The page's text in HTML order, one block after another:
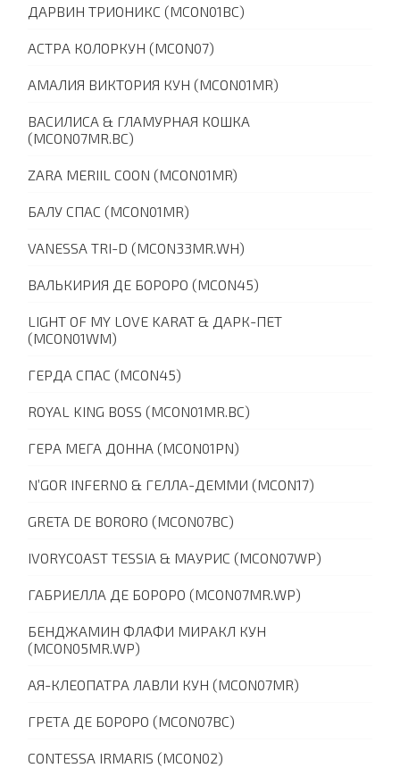
ДАРВИН ТРИОНИКС (MCON01BC)
АСТРА КОЛОРКУН (MCON07)
АМАЛИЯ ВИКТОРИЯ КУН (MCON01MR)
ВАСИЛИСА & ГЛАМУРНАЯ КОШКА
(MCON07MR.BC)
ZARA MERIIL COON (MCON01MR)
БАЛУ СПАС (MCON01MR)
VANESSA TRI-D (MCON33MR.WH)
ВАЛЬКИРИЯ ДЕ БОРОРО (MCON45)
LIGHT OF MY LOVE KARAT & ДАРК-ПЕТ
(MCON01WM)
ГЕРДА СПАС (MCON45)
ROYAL KING BOSS (MCON01MR.BC)
ГЕРА МЕГА ДОННА (MCON01PN)
N’GOR INFERNO & ГЕЛЛА-ДЕММИ (MCON17)
GRETA DE BORORO (MCON07BC)
IVORYCOAST TESSIA & МАУРИС (MCON07WP)
ГАБРИЕЛЛА ДЕ БОРОРО (MCON07MR.WP)
БЕНДЖАМИН ФЛАФИ МИРАКЛ КУН
(MCON05MR.WP)
АЯ-КЛЕОПАТРА ЛАВЛИ КУН (MCON07MR)
ГРЕТА ДЕ БОРОРО (MCON07BC)
CONTESSA IRMARIS (MCON02)